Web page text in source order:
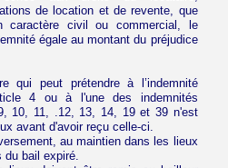
de location et de revente, que
caractère civil ou commercial, le
égale au montant du préjudice
qui peut prétendre à l’indemnité
4 ou à l'une des indemnités
10, 11, .12, 13, 14, 19 et 39 n'est
avant d'avoir reçu celle-ci.
au maintien dans les lieux
du bail expiré.